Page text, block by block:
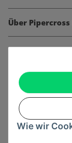
Wie wir
Über Pipercross
Informationen
Gesetzliche